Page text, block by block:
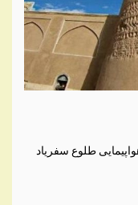
طلوع سفریاد